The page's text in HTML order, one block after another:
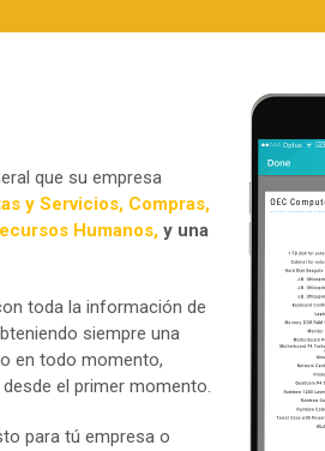
que su empresa
y Servicios, Compras,
Humanos, y una
toda la información de
siempre una
en todo momento,
el primer momento.
para tú empresa o